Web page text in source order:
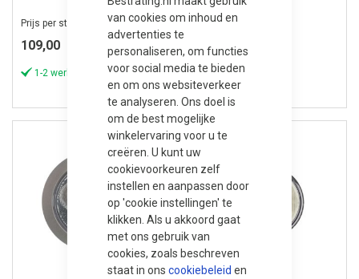
van cookies om inhoud en
advertenties te
personaliseren, om functies
voor social media te bieden
en om ons websiteverkeer
te analyseren. Ons doel is
om de best mogelijke
winkelervaring voor u te
creëren. U kunt uw
cookievoorkeuren zelf
instellen en aanpassen door
op 'cookie instellingen' te
klikken. Als u akkoord gaat
met ons gebruik van
cookies, zoals beschreven
staat in ons cookiebeleid en
Prijs per stuk
109,00
1-2 werkdagen
Prijs per stuk
109,00
1-2 werkdagen